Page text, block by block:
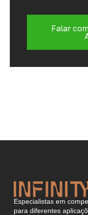
Falar
Especialistas em
para diferentes